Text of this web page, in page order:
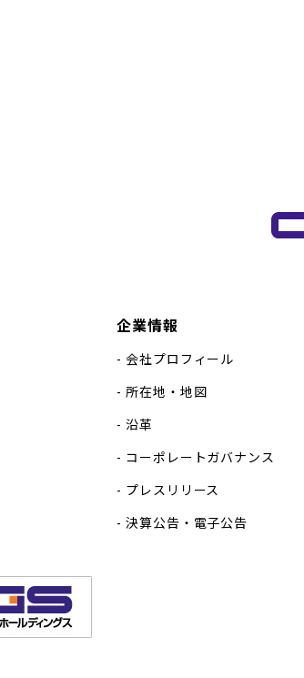
企業情報
会社プロフィール
所在地・地図
沿革
コーポレートガバナンス
プレスリリース
決算公告・電子公告